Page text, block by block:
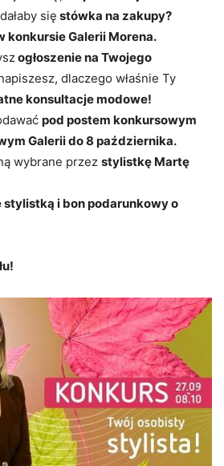
się stówka na zakupy?
konkursie Galerii Morena.
ogłoszenie na Twojego
dlaczego właśnie Ty
konsultacje modowe!
pod postem konkursowym
Galerii do 8 października.
wybrane przez stylistkę Martę
stylistką i bon podarunkowy o